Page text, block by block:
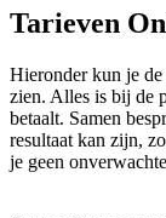
Tarieven
Hieronder kun je
zien. Alles is bij de
betaalt. Samen
resultaat kan zijn,
je geen